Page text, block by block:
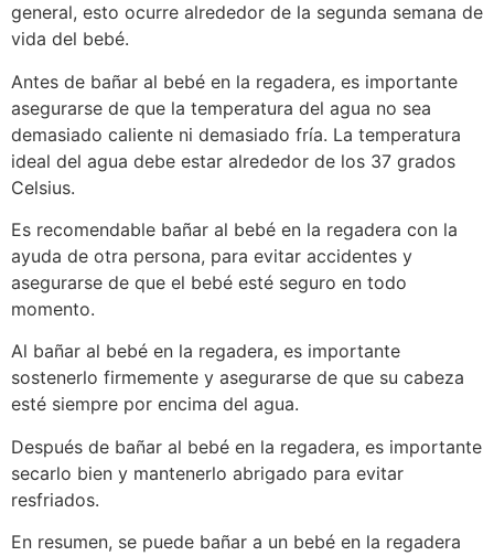
general, esto ocurre alrededor de la segunda semana de
vida del bebé.
Antes de bañar al bebé en la regadera, es importante
asegurarse de que la temperatura del agua no sea
demasiado caliente ni demasiado fría. La temperatura
ideal del agua debe estar alrededor de los 37 grados
Celsius.
Es recomendable bañar al bebé en la regadera con la
ayuda de otra persona, para evitar accidentes y
asegurarse de que el bebé esté seguro en todo
momento.
Al bañar al bebé en la regadera, es importante
sostenerlo firmemente y asegurarse de que su cabeza
esté siempre por encima del agua.
Después de bañar al bebé en la regadera, es importante
secarlo bien y mantenerlo abrigado para evitar
resfriados.
En resumen, se puede bañar a un bebé en la regadera